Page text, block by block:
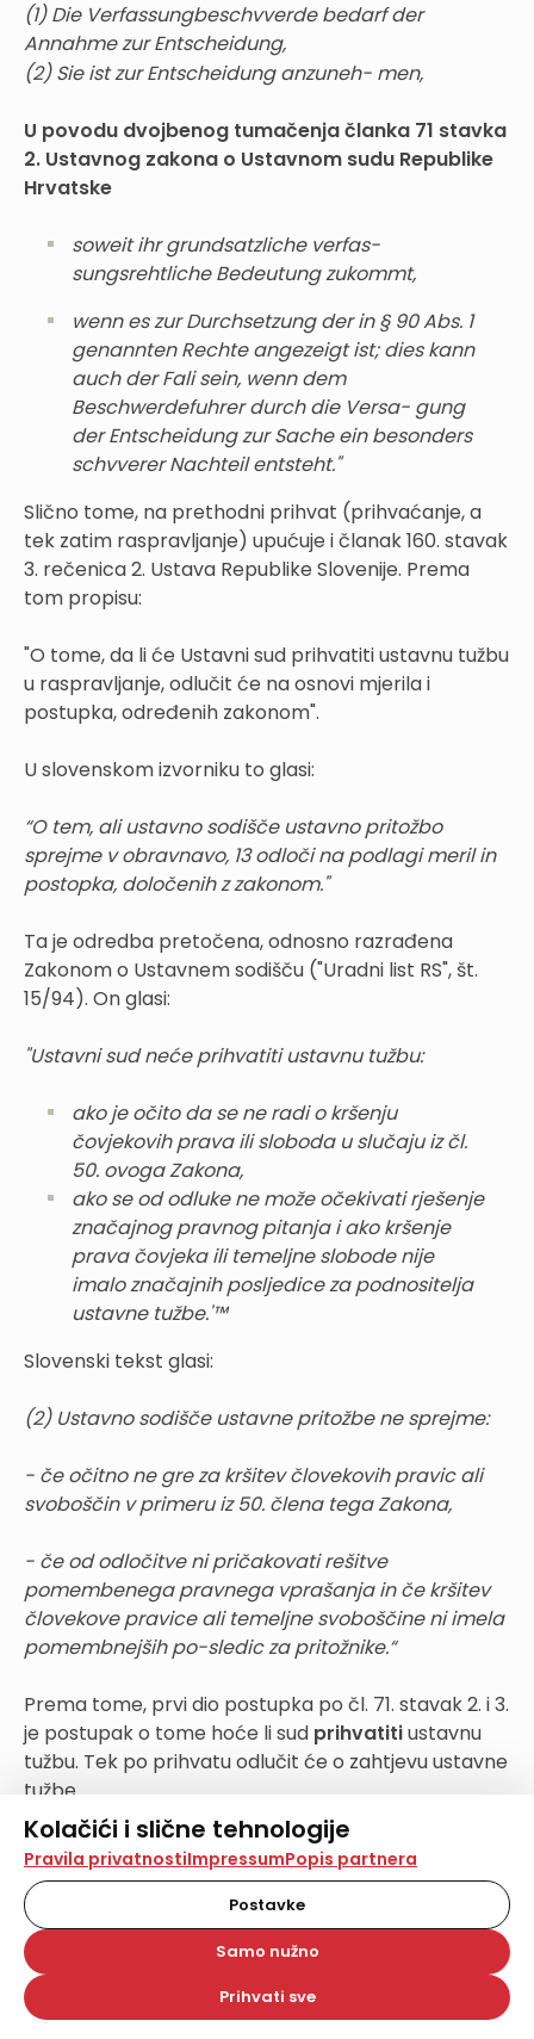
Kolačići i slične tehnologije
Na našoj web stranici koristimo kolačiće i slične
tehnologije za pohranu, čitanje i obradu informacija na
vašem uređaju. Time poboljšavamo korisničko iskustvo,
analiziramo promet na stranici te prikazujemo sadržaje i
oglase koji vas zanimaju. Korisnički profili mogu se kreirati
na više web stranica i uređaja u tu svrhu. Naši partneri
također koriste ove tehnologije.
Odabirom opcije „Samo nužno“ prihvaćate samo one
Pravila privatnostiImpressumPopis partnera
Postavke
Samo nužno
Prihvati sve
(1) Die Verfassungbeschvverde bedarf der
Annahme zur Entscheidung,
(2) Sie ist zur Entscheidung anzuneh- men,
U povodu dvojbenog tumačenja članka 71 stavka
2. Ustavnog zakona o Ustavnom sudu Republike
Hrvatske
soweit ihr grundsatzliche verfas-
sungsrehtliche Bedeutung zukommt,
wenn es zur Durchsetzung der in § 90 Abs. 1
genannten Rechte angezeigt ist; dies kann
auch der Fali sein, wenn dem
Beschwerdefuhrer durch die Versa- gung
der Entscheidung zur Sache ein besonders
schvverer Nachteil entsteht."
Slično tome, na prethodni prihvat (prihvaćanje, a
tek zatim raspravljanje) upućuje i članak 160. stavak
3. rečenica 2. Ustava Republike Slovenije. Prema
tom propisu:
"O tome, da li će Ustavni sud prihvatiti ustavnu tužbu
u raspravljanje, odlučit će na osnovi mjerila i
postupka, određenih zakonom".
U slovenskom izvorniku to glasi:
“O tem, ali ustavno sodišče ustavno pritožbo
sprejme v obravnavo, 13 odloči na podlagi meril in
postopka, določenih z zakonom."
Ta je odredba pretočena, odnosno razrađena
Zakonom o Ustavnem sodišču ("Uradni list RS", št.
15/94). On glasi:
"Ustavni sud neće prihvatiti ustavnu tužbu:
ako je očito da se ne radi o kršenju
čovjekovih prava ili sloboda u slučaju iz čl.
50. ovoga Zakona,
ako se od odluke ne može očekivati rješenje
značajnog pravnog pitanja i ako kršenje
prava čovjeka ili temeljne slobode nije
imalo značajnih posljedice za podnositelja
ustavne tužbe.'™
Slovenski tekst glasi:
(2) Ustavno sodišče ustavne pritožbe ne sprejme:
- če očitno ne gre za kršitev človekovih pravic ali
svoboščin v primeru iz 50. člena tega Zakona,
- če od odločitve ni pričakovati rešitve
pomembenega pravnega vprašanja in če kršitev
človekove pravice ali temeljne svoboščine ni imela
pomembnejših po-sledic za pritožnike.“
Prema tome, prvi dio postupka po čl. 71. stavak 2. i 3.
je postupak o tome hoće li sud prihvatitiustavnu
tužbu. Tek po prihvatu odlučit će o zahtjevu ustavne
tužbe.
Izloženo traži odgovor na pitanje odbacuje li se
izrekom rješenja ustavna tužba ili se, pak, odlukom
odbija. Odba- čaj bi upozoravao na postupovne
razloge, one nedostatka postupovnih pretpostavki
iz čl. 72. Odbijanje je odlučivanje u meritumu.
Izdvajanje riječi: "... neće se uzeti u razmatranje", u